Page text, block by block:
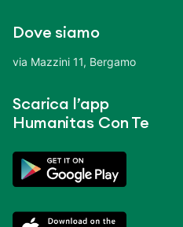
Dove siamo
via Mazzini 11, Bergamo
Scarica l’app
Humanitas Con Te